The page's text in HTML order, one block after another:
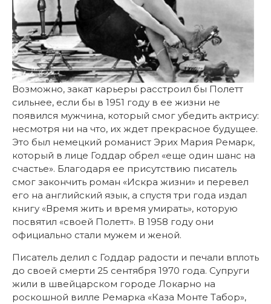
Возможно, закат карьеры расстроил бы Полетт
сильнее, если бы в 1951 году в ее жизни не
появился мужчина, который смог убедить актрису:
несмотря ни на что, их ждет прекрасное будущее.
Это был немецкий романист Эрих Мария Ремарк,
который в лице Годдар обрел «еще один шанс на
счастье». Благодаря ее присутствию писатель
смог закончить роман «Искра жизни» и перевел
его на английский язык, а спустя три года издал
книгу «Время жить и время умирать», которую
посвятил «своей Полетт». В 1958 году они
официально стали мужем и женой.
Писатель делил с Годдар радости и печали вплоть
до своей смерти 25 сентября 1970 года. Супруги
жили в швейцарском городе Локарно на
роскошной вилле Ремарка «Каза Монте Табор»,